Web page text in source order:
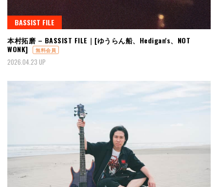
BASSIST FILE
本村拓磨 – BASSIST FILE｜[ゆうらん船、Hedigan's、NOT
WONK]
無料会員
2026.04.23 UP